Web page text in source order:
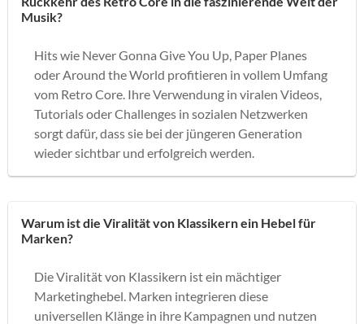
Musik?
Hits wie Never Gonna Give You Up, Paper Planes
oder Around the World profitieren in vollem Umfang
vom Retro Core. Ihre Verwendung in viralen Videos,
Tutorials oder Challenges in sozialen Netzwerken
sorgt dafür, dass sie bei der jüngeren Generation
wieder sichtbar und erfolgreich werden.
Warum ist die Viralität von Klassikern ein Hebel für
Marken?
Die Viralität von Klassikern ist ein mächtiger
Marketinghebel. Marken integrieren diese
universellen Klänge in ihre Kampagnen und nutzen